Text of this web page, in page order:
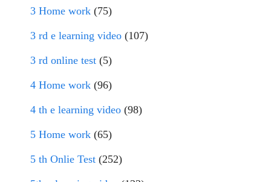
3 Home work (75)
3 rd e learning video (107)
3 rd online test (5)
4 Home work (96)
4 th e learning video (98)
5 Home work (65)
5 th Onlie Test (252)